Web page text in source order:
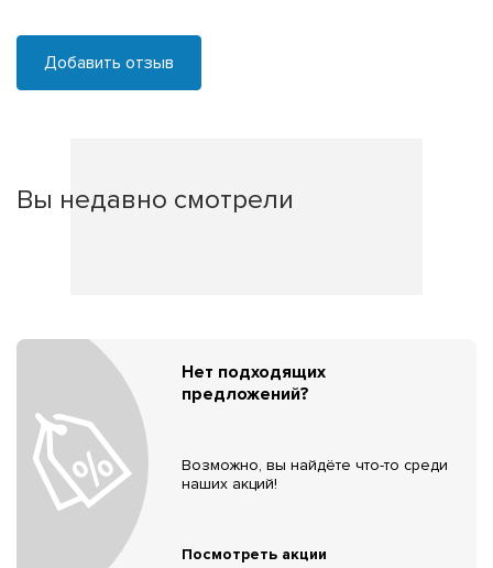
Добавить отзыв
Вы недавно смотрели
Нет подходящих
предложений?
Возможно, вы найдёте что-то среди
наших акций!
Посмотреть акции